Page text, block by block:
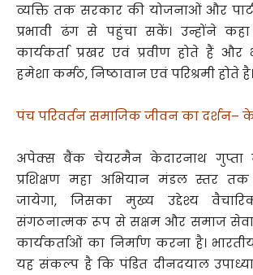
व्यक्ति तक सरकार की योजनाओं और
प्रभावी ढंग से पहुंचा सकें। उन्होंने
कार्यकर्ता प्रखर एवं प्रवीण होते हैं और
हमेशा कर्मठ, निष्ठावान एवं परिश्रमी होते है।
पंच परिवर्तन समाजिक जीवन का दर्शन–
अपेक्स बैंक चेयरमैन केदारनाथ
प्रशिक्षण महा अभियान मंडल स्तर
जायेगा, जिसका मुख्य उद्देश्य
संगठनात्मक रूप से सक्षम और समाज
कार्यकर्ताओं का निर्माण करना है।
यह संकल्प है कि पंडित दीनदयाल